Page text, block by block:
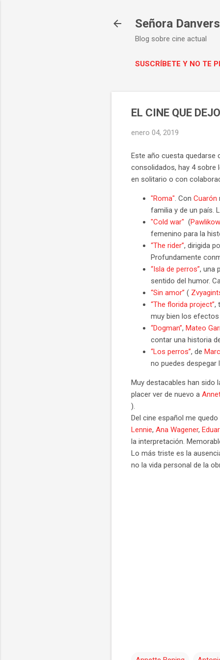
Señora
Blog sobre cine actual
SUSCRÍBETE Y NO TE
EL CINE QUE
enero 04, 2019
Este año cuesta
consolidados, hay 4 sobre
en solitario o con
"Roma" . Con Cuarón
familia y de un país.
"Cold war" (
femenino para la
“The rider”, dirigida
Profundamente
“Isla de perros”, una
sentido del humor.
“Sin amor” (
“The florida project”,
muy bien los
“Dogman”, Mateo
contar una historia
“Los perros”, de
no puedes despegar
Muy destacables han sido
placer ver de nuevo a
).
Del cine español me
Lennie, Ana Wagener,
la interpretación.
Lo más triste es la
no la vida personal de la